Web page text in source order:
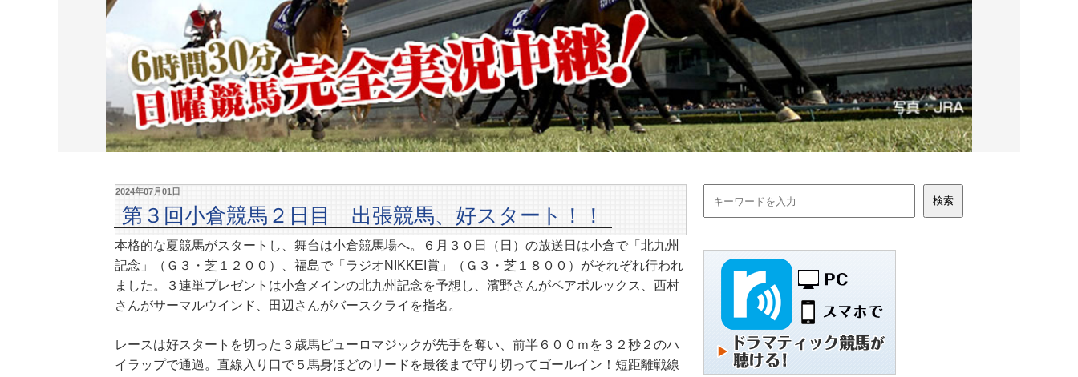
2024年07月01日
第３回小倉競馬２日目 出張競馬、好スタート！！
本格的な夏競馬がスタートし、舞台は小倉競馬場へ。６月３０日（日）の放送日は小倉で「北九州
記念」（Ｇ３・芝１２００）、福島で「ラジオNIKKEI賞」（Ｇ３・芝１８００）がそれぞれ行われ
ました。３連単プレゼントは小倉メインの北九州記念を予想し、濱野さんがペアポルックス、西村
さんがサーマルウインド、田辺さんがバースクライを指名。
レースは好スタートを切った３歳馬ピューロマジックが先手を奪い、前半６００ｍを３２秒２のハ
イラップで通過。直線入り口で５馬身ほどのリードを最後まで守り切ってゴールイン！短距離戦線